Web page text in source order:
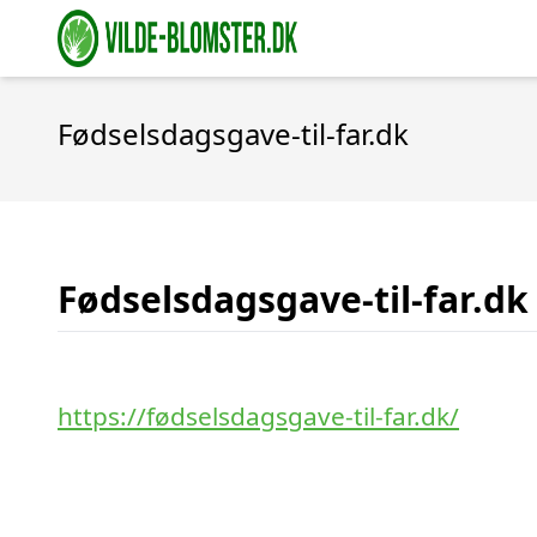
Fødselsdagsgave-til-far.dk
Fødselsdagsgave-til-far.dk
https://fødselsdagsgave-til-far.dk/